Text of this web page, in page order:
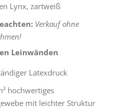
Lynx, zartweiß
Verkauf ohne
Leinwänden
Latexdruck
hochwertiges
mit leichter Struktur